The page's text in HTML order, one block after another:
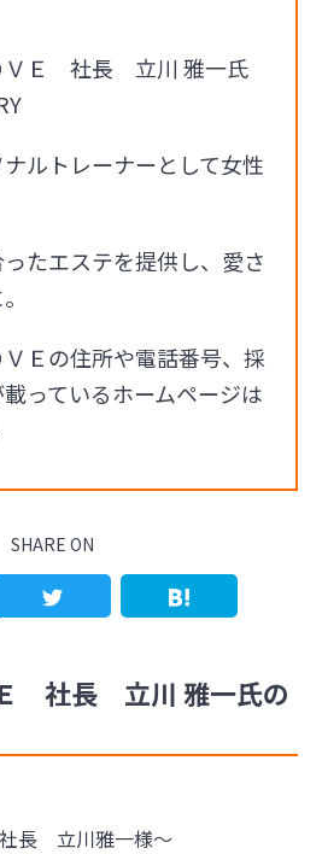
ＶＥ 社長 立川 雅一氏
ルトレーナーとして女性
たエステを提供し、愛さ
Ｅの住所や電話番号、採
っているホームページは
SHARE ON
社長 立川 雅一氏の
長 立川雅一様～